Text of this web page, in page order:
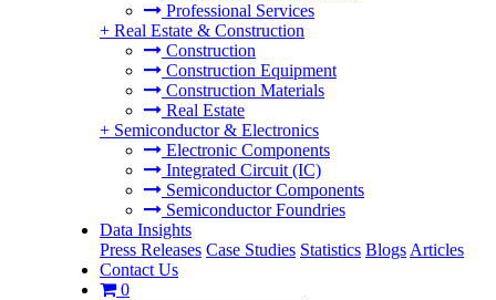
Professional Services
+ Real Estate & Construction
Construction
Construction Equipment
Construction Materials
Real Estate
+ Semiconductor & Electronics
Electronic Components
Integrated Circuit (IC)
Semiconductor Components
Semiconductor Foundries
Data Insights
Press Releases Case Studies Statistics Blogs Articles
Contact Us
0